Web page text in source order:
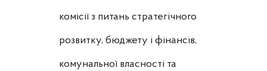
комісії з питань стратегічного
розвитку, бюджету і фінансів,
комунальної власності та